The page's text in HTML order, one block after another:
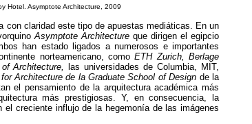
Hotel. Asymptote Architecture, 2009
con claridad este tipo de apuestas mediáticas. En un
Asymptote Architecture que dirigen el egipcio
han estado ligados a numerosos e importantes
norteamericano, comoETH Zurich, Berlage
Architecture,
las universidades de Columbia, MIT,
Architecture de la Graduate School of Design de la
el pensamiento de la arquitectura académica más
más prestigiosas. Y, en consecuencia, la
creciente influjo de la hegemonía de las imágenes